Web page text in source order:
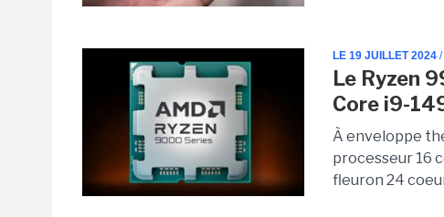
LE 19 JUILLET 2024
Le Ryzen
Core i9-
À enveloppe
processeur 16
fleuron 24